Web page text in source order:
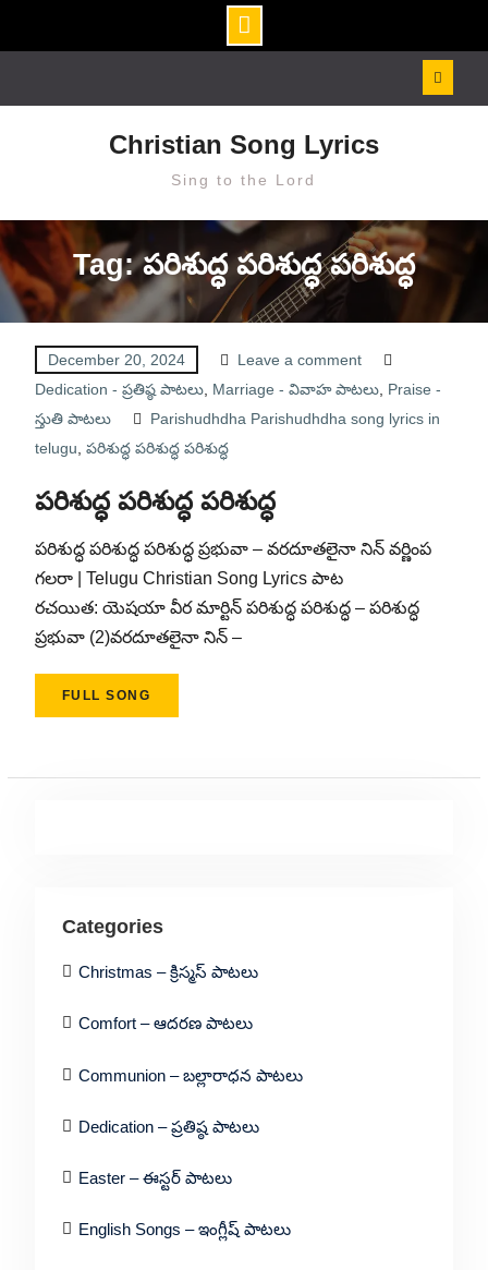
Christian Song Lyrics
Sing to the Lord
Tag: పరిశుద్ధ పరిశుద్ధ పరిశుద్ధ
December 20, 2024
Leave a comment
Dedication - ప్రతిష్ఠ పాటలు, Marriage - వివాహ పాటలు, Praise -
స్తుతి పాటలు
Parishudhdha Parishudhdha song lyrics in
telugu పరిశుద్ధ పరిశుద్ధ పరిశుద్ధ
పరిశుద్ధ పరిశుద్ధ పరిశుద్ధ
పరిశుద్ధ పరిశుద్ధ పరిశుద్ధ ప్రభువా – వరదూతలైనా నిన్ వర్ణింప
గలరా | Telugu Christian Song Lyrics పాట
రచయిత: యెషయా వీర మార్టిన్ పరిశుద్ధ పరిశుద్ధ – పరిశుద్ధ
ప్రభువా (2)వరదూతలైనా నిన్ –
FULL SONG
Categories
Christmas – క్రిస్మస్ పాటలు
Comfort – ఆదరణ పాటలు
Communion – బల్లారాధన పాటలు
Dedication – ప్రతిష్ఠ పాటలు
Easter – ఈస్టర్ పాటలు
English Songs – ఇంగ్లీష్ పాటలు